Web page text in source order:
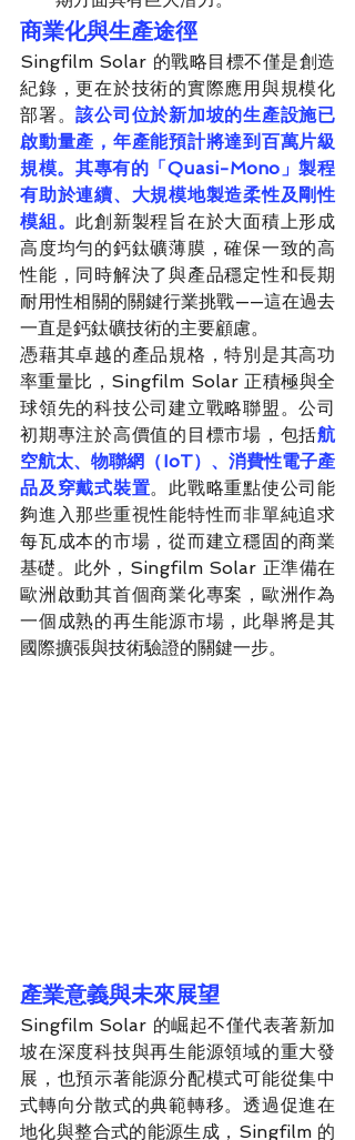
商業化與生產途徑
Singfilm Solar 的戰略目標不僅是創造
紀錄，更在於技術的實際應用與規模化
部署。該公司位於新加坡的生產設施已
啟動量產，年產能預計將達到百萬片級
規模。其專有的「Quasi-Mono」製程
有助於連續、大規模地製造柔性及剛性
模組。 此創新製程旨在於大面積上形成
高度均勻的鈣鈦礦薄膜，確保一致的高
性能，同時解決了與產品穩定性和長期
耐用性相關的關鍵行業挑戰——這在過去
一直是鈣鈦礦技術的主要顧慮。
憑藉其卓越的產品規格，特別是其高功
率重量比，Singfilm Solar 正積極與全
球領先的科技公司建立戰略聯盟。公司
初期專注於高價值的目標市場，包括航
空航太、物聯網（IoT）、消費性電子產
品及穿戴式裝置。此戰略重點使公司能
夠進入那些重視性能特性而非單純追求
每瓦成本的市場，從而建立穩固的商業
基礎。此外，Singfilm Solar 正準備在
歐洲啟動其首個商業化專案，歐洲作為
一個成熟的再生能源市場，此舉將是其
國際擴張與技術驗證的關鍵一步。
產業意義與未來展望
Singfilm Solar 的崛起不僅代表著新加
坡在深度科技與再生能源領域的重大發
展，也預示著能源分配模式可能從集中
式轉向分散式的典範轉移。透過促進在
地化與整合式的能源生成，Singfilm 的